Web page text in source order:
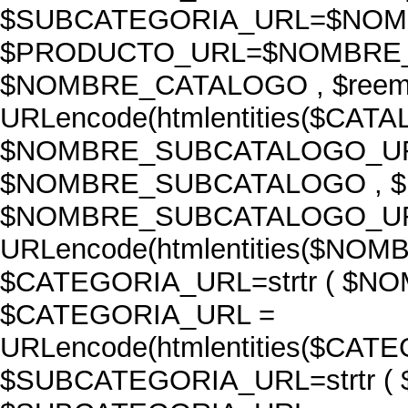
$NOMBRE_CATALOGO ,
$NOMBRE_SUBCATALOGO ,
$CATEGORIA_URL=strtr (
$CATEGORIA_URL =
$SUBCATEGORIA_URL=strtr (